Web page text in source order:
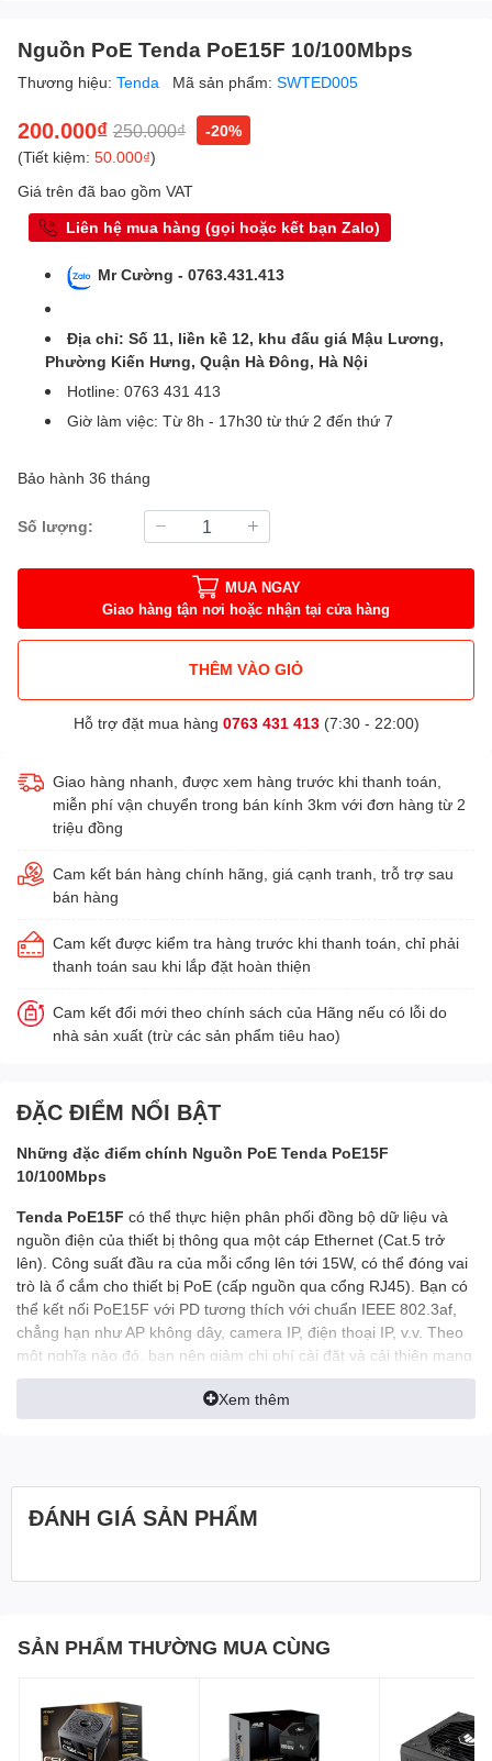
Nguồn PoE Tenda PoE15F 10/100Mbps
Thương hiệu: Tenda Mã sản phẩm: SWTED005
200.000₫ 250.000₫
-20%
(Tiết kiệm: 50.000₫)
Giá trên đã bao gồm VAT
Liên hệ mua hàng (gọi hoặc kết bạn Zalo)
Mr Cường - 0763.431.413
Địa chỉ: Số 11, liền kề 12, khu đấu giá Mậu Lương,
Phường Kiến Hưng, Quận Hà Đông, Hà Nội
Hotline: 0763 431 413
Giờ làm việc: Từ 8h - 17h30 từ thứ 2 đến thứ 7
Bảo hành 36 tháng
Số lượng:
MUA NGAY
Giao hàng tận nơi hoặc nhận tại cửa hàng
THÊM VÀO GIỎ
Hỗ trợ đặt mua hàng 0763 431 413(7:30 - 22:00)
Giao hàng nhanh, được xem hàng trước khi thanh toán,
miễn phí vận chuyển trong bán kính 3km với đơn hàng từ 2
triệu đồng
Cam kết bán hàng chính hãng, giá cạnh tranh, trỗ trợ sau
bán hàng
Cam kết được kiểm tra hàng trước khi thanh toán, chỉ phải
thanh toán sau khi lắp đặt hoàn thiện
Cam kết đổi mới theo chính sách của Hãng nếu có lỗi do
nhà sản xuất (trừ các sản phẩm tiêu hao)
ĐẶC ĐIỂM NỔI BẬT
Những đặc điểm chính Nguồn PoE Tenda PoE15F
10/100Mbps
Tenda PoE15F có thể thực hiện phân phối đồng bộ dữ liệu và
nguồn điện của thiết bị thông qua một cáp Ethernet (Cat.5 trở
lên). Công suất đầu ra của mỗi cổng lên tới 15W, có thể đóng vai
trò là ổ cắm cho thiết bị PoE (cấp nguồn qua cổng RJ45). Bạn có
thể kết nối PoE15F với PD tương thích với chuẩn IEEE 802.3af,
chẳng hạn như AP không dây, camera IP, điện thoại IP, v.v. Theo
một nghĩa nào đó, bạn nên giảm chi phí cài đặt và cải thiện mạng
>> Cung cấp năng lượng và dữ liệu thông qua một cáp Ethernet
>> Cổng PoE Cung cấp năng lượng lên tới 100 mét
Xem thêm
ĐÁNH GIÁ SẢN PHẨM
SẢN PHẨM THƯỜNG MUA CÙNG